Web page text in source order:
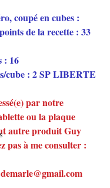
coupé en cubes :
de la recette : 33
: 16
cube : 2 SP LIBERTE
par notre
ou la plaque
autre produit Guy
pas à me consulter :